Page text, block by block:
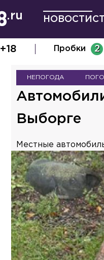
НОВОСТИ
+18 Пробки 2
НЕПОГОДА
Выборге
Местные